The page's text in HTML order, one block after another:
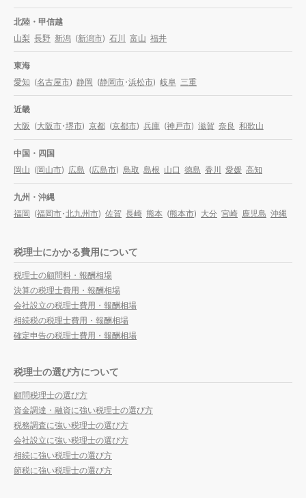
北陸・甲信越
山梨 長野 新潟 (新潟市) 石川 富山 福井
東海
愛知 (名古屋市) 静岡 (静岡市・浜松市) 岐阜 三重
近畿
大阪 (大阪市・堺市) 京都 (京都市) 兵庫 (神戸市) 滋賀 奈良 和歌山
中国・四国
岡山 (岡山市) 広島 (広島市) 鳥取 島根 山口 徳島 香川 愛媛 高知
九州・沖縄
福岡 (福岡市・北九州市) 佐賀 長崎 熊本 (熊本市) 大分 宮崎 鹿児島 沖縄
税理士にかかる費用について
税理士の顧問料・報酬相場
決算の税理士費用・報酬相場
会社設立の税理士費用・報酬相場
相続税の税理士費用・報酬相場
確定申告の税理士費用・報酬相場
税理士の選び方について
顧問税理士の選び方
資金調達・融資に強い税理士の選び方
税務調査に強い税理士の選び方
会社設立に強い税理士の選び方
相続に強い税理士の選び方
節税に強い税理士の選び方